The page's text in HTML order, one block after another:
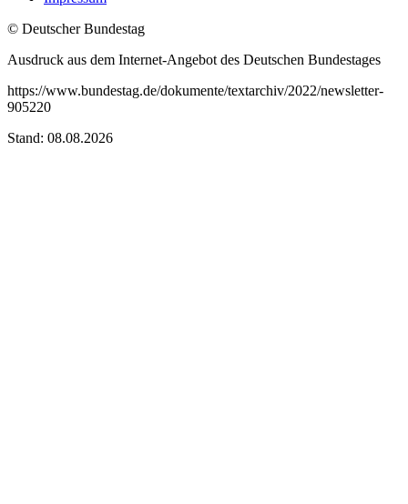
© Deutscher Bundestag
Ausdruck aus dem Internet-Angebot des Deutschen Bundestages
https://www.bundestag.de/dokumente/textarchiv/2022/newsletter-
905220
Stand: 08.08.2026